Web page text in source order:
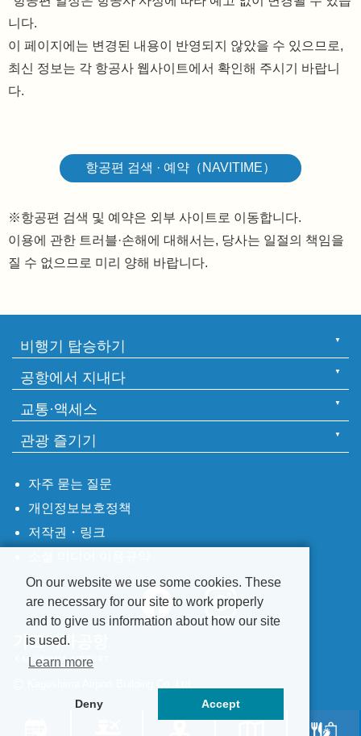
니다.
이 페이지에는 변경된 내용이 반영되지 않았을 수 있으므로,
최신 정보는 각 항공사 웹사이트에서 확인해 주시기 바랍니
다.
항공편 검색 · 예약（NAVITIME）
※항공편 검색 및 예약은 외부 사이트로 이동합니다.
이용에 관한 트러블·손해에 대해서는, 당사는 일절의 책임을
질 수 없으므로 미리 양해 바랍니다.
자주 묻는 질문
개인정보보호정책
저작권・링크
비행기 탑승하기
공항에서 지내다
교통·액세스
관광 즐기기
On our website we use some cookies. These
are necessary for our site to work properly
and to give us information about how our site
is used.
Learn more
Deny Accept